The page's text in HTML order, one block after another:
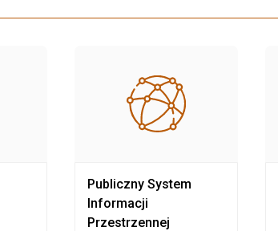
Publiczny System
Informacji
Przestrzennej